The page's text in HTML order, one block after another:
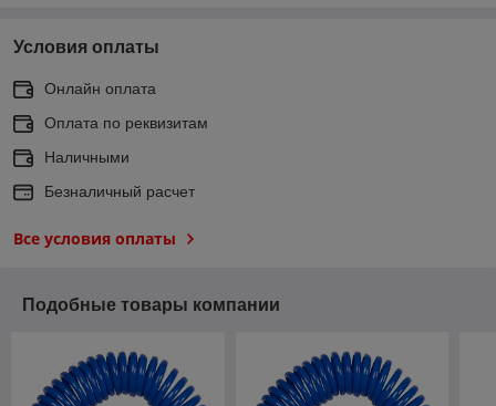
Условия оплаты
Онлайн оплата
Оплата по реквизитам
Наличными
Безналичный расчет
Все условия оплаты
Подобные товары компании